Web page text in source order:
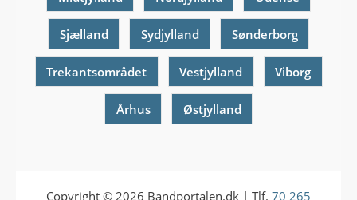
Sjælland Sydjylland Sønderborg
Trekantsområdet Vestjylland Viborg
Århus Østjylland
Copyright © 2026 Bandportalen.dk | Tlf. 70 265